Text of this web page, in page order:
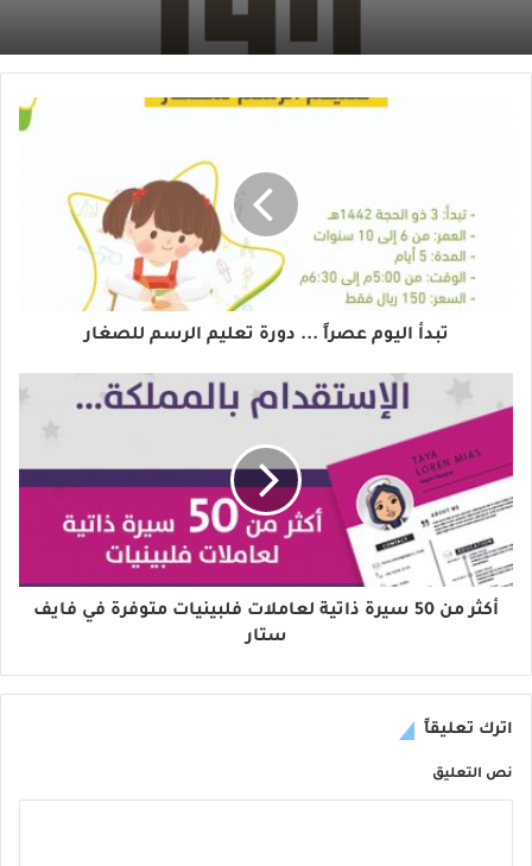
تبدأ اليوم عصراً ... دورة تعليم الرسم للصغار
أكثر من 50 سيرة ذاتية لعاملات فلبينيات متوفرة في فايف
ستار
اترك تعليقاً
نص التعليق